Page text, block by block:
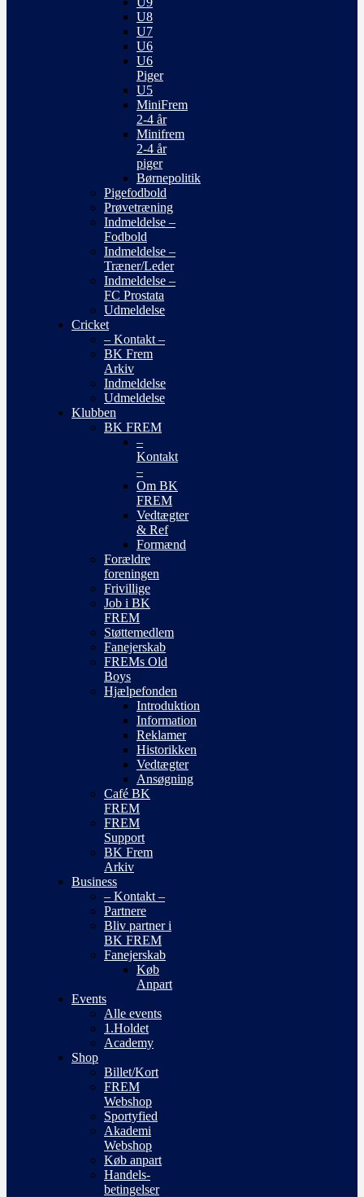
U8
U7
U6
U6
Piger
U5
MiniFrem
2-4 år
Minifrem
2-4 år
piger
Børnepolitik
Pigefodbold
Prøvetræning
Indmeldelse –
Fodbold
Indmeldelse –
Træner/Leder
Indmeldelse –
FC Prostata
Udmeldelse
Cricket
– Kontakt –
BK Frem
Arkiv
Indmeldelse
Udmeldelse
Klubben
BK FREM
–
Kontakt
–
Om BK
FREM
Vedtægter
& Ref
Formænd
Forældre
foreningen
Frivillige
Job i BK
FREM
Støttemedlem
Fanejerskab
FREMs Old
Boys
Hjælpefonden
Introduktion
Information
Reklamer
Historikken
Vedtægter
Ansøgning
Café BK
FREM
FREM
Support
BK Frem
Arkiv
Business
– Kontakt –
Partnere
Bliv partner i
BK FREM
Fanejerskab
Køb
Anpart
Events
Alle events
1.Holdet
Academy
Shop
Billet/Kort
FREM
Webshop
Sportyfied
Akademi
Webshop
Køb anpart
Handels-
betingelser